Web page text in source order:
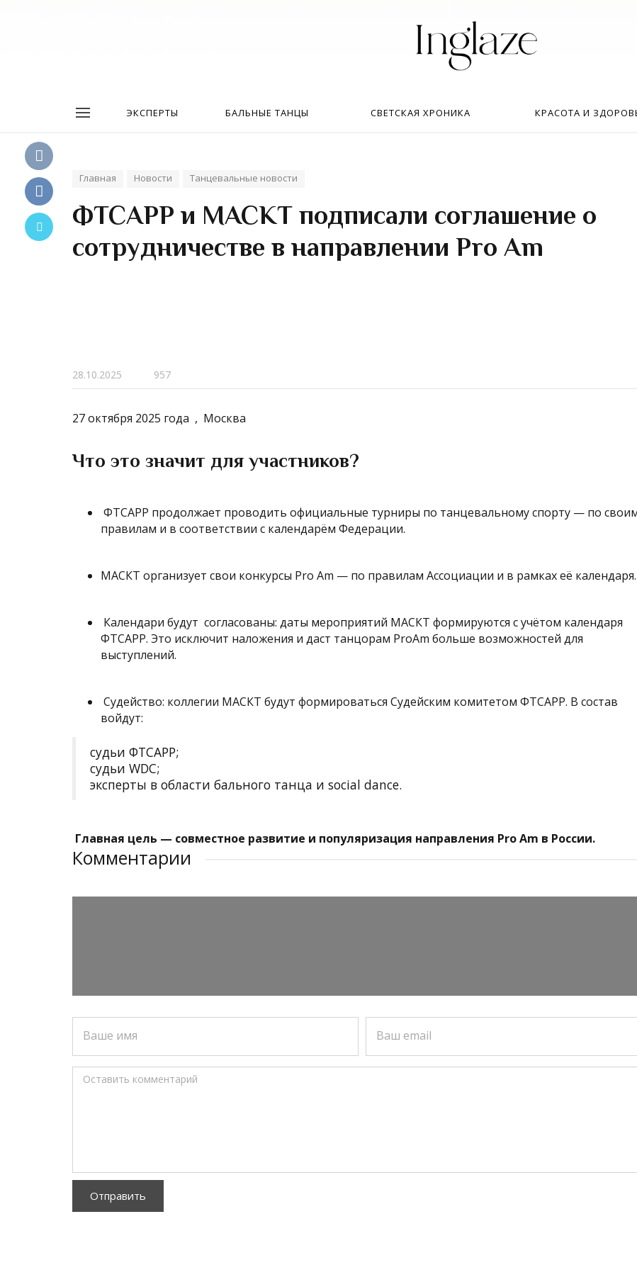
ЭКСПЕРТЫ БАЛЬНЫЕ ТАНЦЫ СВЕТСКАЯ ХРОНИКА КРАСОТА И
Главная Новости Танцевальные новости
ФТСАРР и МАСКТ подписали соглашение о
сотрудничестве в направлении Pro Am
28.10.2025 957
27 октября 2025 года , Москва
Что это значит для участников?
ФТСАРР продолжает проводить официальные турниры по танцевальному спорту — по
правилам и в соответствии с календарём Федерации.
МАСКТ организует свои конкурсы Pro Am — по правилам Ассоциации и в рамках её календаря.
Календари будут согласованы: даты мероприятий МАСКТ формируются с учётом календаря
ФТСАРР. Это исключит наложения и даст танцорам ProAm больше возможностей для
выступлений.
Судейство: коллегии МАСКТ будут формироваться Судейским комитетом ФТСАРР. В состав
войдут:
судьи ФТСАРР;
судьи WDC;
эксперты в области бального танца и social dance.
Главная цель — совместное развитие и популяризация направления Pro Am в России.
Комментарии
Ваше имя Ваш email
Оставить комментарий
Отправить